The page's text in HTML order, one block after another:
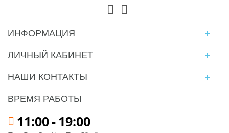
ИНФОРМАЦИЯ
ЛИЧНЫЙ КАБИНЕТ
НАШИ КОНТАКТЫ
ВРЕМЯ РАБОТЫ
11:00-19:00